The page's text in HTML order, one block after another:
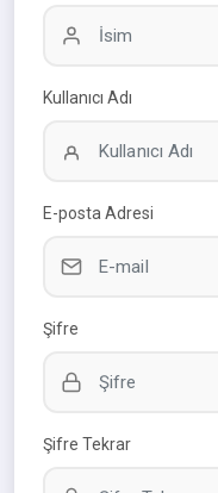
Kullanıcı Adı
E-posta Adresi
Şifre
Şifre Tekrar